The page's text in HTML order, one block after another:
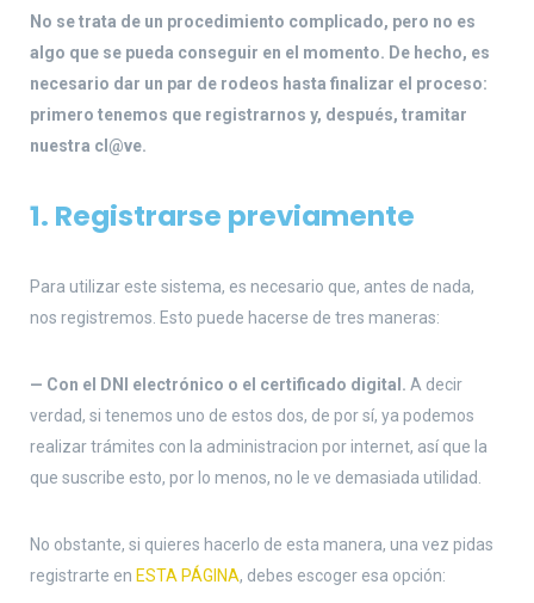
No se trata de un procedimiento complicado, pero no es
algo que se pueda conseguir en el momento. De hecho, es
necesario dar un par de rodeos hasta finalizar el proceso:
primero tenemos que registrarnos y, después, tramitar
nuestra cl@ve.
1. Registrarse previamente
Para utilizar este sistema, es necesario que, antes de nada,
nos registremos. Esto puede hacerse de tres maneras:
— Con el DNI electrónico o el certificado digital. A decir
verdad, si tenemos uno de estos dos, de por sí, ya podemos
realizar trámites con la administracion por internet, así que la
que suscribe esto, por lo menos, no le ve demasiada utilidad.
No obstante, si quieres hacerlo de esta manera, una vez pidas
registrarte en ESTA PÁGINA, debes escoger esa opción: